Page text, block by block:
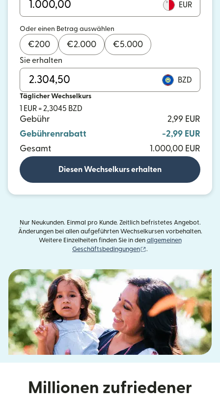
EUR
Oder einen Betrag auswählen
€200 €2.000 €5.000
Sie erhalten
BZD
Täglicher Wechselkurs
1 EUR = 2,3045 BZD
Gebühr
2,99 EUR
Gebührenrabatt
-2,99 EUR
Gesamt
1.000,00 EUR
Diesen Wechselkurs erhalten
Nur Neukunden. Einmal pro Kunde. Zeitlich befristetes Angebot.
Änderungen bei allen aufgeführten Wechselkursen vorbehalten.
Weitere Einzelheiten finden Sie in den allgemeinen
Geschäftsbedingungen
.
Millionen zufriedener